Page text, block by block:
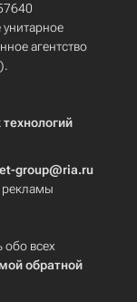
агентство
group@ria.ru
рекламы
обо всех
обратной